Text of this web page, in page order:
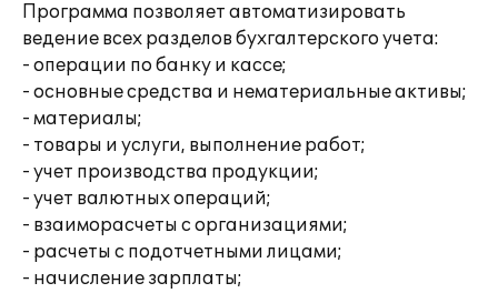
Программа позволяет автоматизировать
ведение всех разделов бухгалтерского учета:
- операции по банку и кассе;
- основные средства и нематериальные активы;
- материалы;
- товары и услуги, выполнение работ;
- учет производства продукции;
- учет валютных операций;
- взаиморасчеты с организациями;
- расчеты с подотчетными лицами;
- начисление зарплаты;